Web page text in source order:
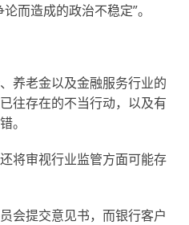
而造成的政治不稳定”。
养老金以及金融服务行业的
往存在的不当行动，以及有
。
将审视行业监管方面可能存
会提交意见书，而银行客户